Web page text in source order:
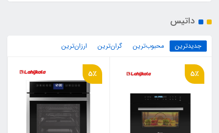
داتیس
جدیدترین محبوب‌ترین گران‌ترین ارزان‌ترین
5٪ 5٪